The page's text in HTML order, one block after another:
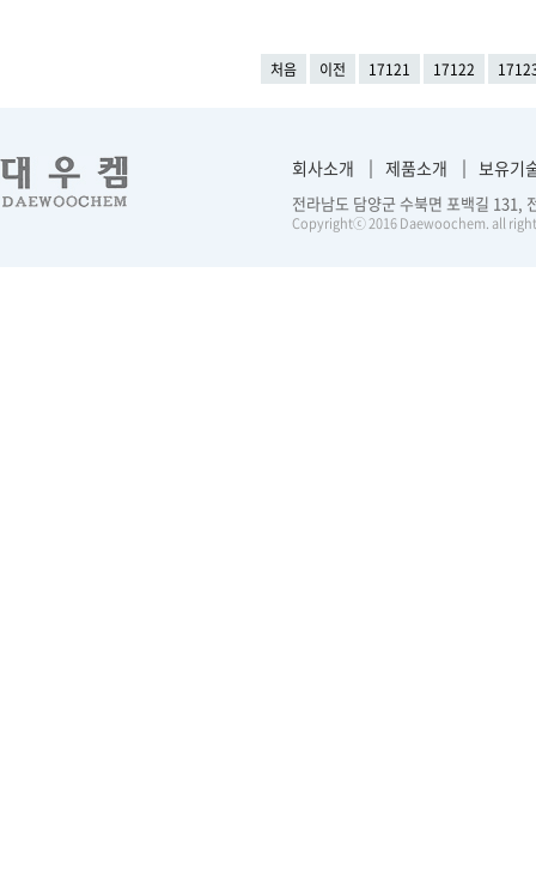
처음 이전 17121 17122
회사소개 제품소개 보유기
전라남도 담양군 수북면 포백길
Copyrightⓒ 2016 Daewoochem. all